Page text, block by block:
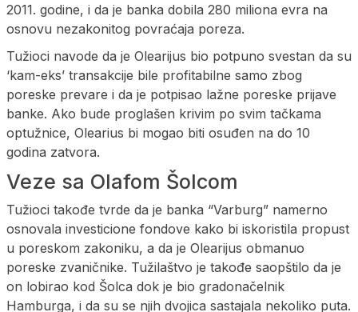
2011. godine, i da je banka dobila 280 miliona evra na
osnovu nezakonitog povraćaja poreza.
Tužioci navode da je Olearijus bio potpuno svestan da su
‘kam-eks’ transakcije bile profitabilne samo zbog
poreske prevare i da je potpisao lažne poreske prijave
banke. Ako bude proglašen krivim po svim tačkama
optužnice, Olearius bi mogao biti osuđen na do 10
godina zatvora.
Veze sa Olafom Šolcom
Tužioci takođe tvrde da je banka “Varburg” namerno
osnovala investicione fondove kako bi iskoristila propust
u poreskom zakoniku, a da je Olearijus obmanuo
poreske zvaničnike. Tužilaštvo je takođe saopštilo da je
on lobirao kod Šolca dok je bio gradonačelnik
Hamburga, i da su se njih dvojica sastajala nekoliko puta.